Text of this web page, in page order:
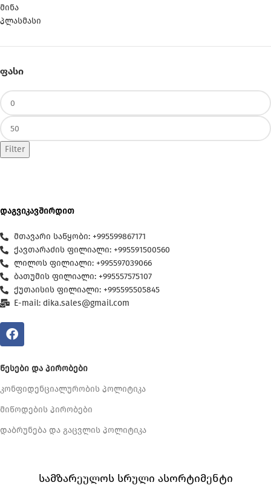
მინა
პლასმასი
ᲤᲐᲡᲘ
Filter
დაგვიკავშირდით
მთავარი საწყობი: +995599867171
ქავთარაძის ფილიალი: +995591500560
ლილოს ფილიალი: +995597039066
ბათუმის ფილიალი: +995557575107
ქუთაისის ფილიალი: +995595505845
E-mail: dika.sales@gmail.com
ᲬᲔᲡᲔᲑᲘ ᲓᲐ ᲞᲘᲠᲝᲑᲔᲑᲘ
კონფიდენციალურობის პოლიტიკა
მიწოდების პირობები
დაბრუნება და გაცვლის პოლიტიკა
სამზარეულოს სრული ასორტიმენტი